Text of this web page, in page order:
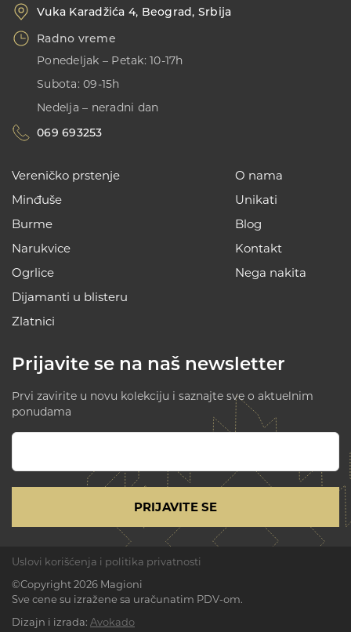
Vuka Karadžića 4, Beograd, Srbija
Radno vreme
Ponedeljak – Petak: 10-17h
Subota: 09-15h
Nedelja – neradni dan
069 693253
Vereničko prstenje
Minđuše
Burme
Narukvice
Ogrlice
Dijamanti u blisteru
Zlatnici
O nama
Unikati
Blog
Kontakt
Nega nakita
Prijavite se na naš newsletter
Prvi zavirite u novu kolekciju i saznajte sve o aktuelnim
ponudama
PRIJAVITE SE
©Copyright 2026 Magioni
Sve cene su izražene sa uračunatim PDV-om.
Uslovi korišćenja i politika privatnosti
Dizajn i izrada: Avokado